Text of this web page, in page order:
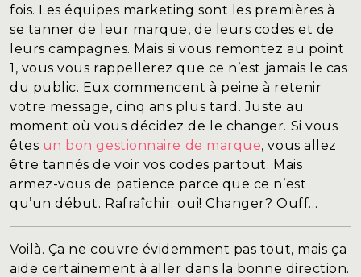
fois. Les équipes marketing sont les premières à
se tanner de leur marque, de leurs codes et de
leurs campagnes. Mais si vous remontez au point
1, vous vous rappellerez que ce n’est jamais le cas
du public. Eux commencent à peine à retenir
votre message, cinq ans plus tard. Juste au
moment où vous décidez de le changer. Si vous
êtes un bon gestionnaire de marque, vous allez
être tannés de voir vos codes partout. Mais
armez-vous de patience parce que ce n’est
qu’un début. Rafraîchir: oui! Changer? Ouff…
Voilà. Ça ne couvre évidemment pas tout, mais ça
aide certainement à aller dans la bonne direction.